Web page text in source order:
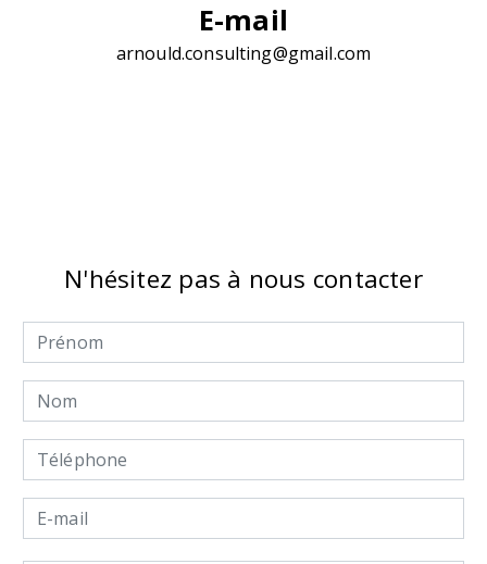
E-mail
arnould.consulting@gmail.com
N'hésitez pas à nous contacter